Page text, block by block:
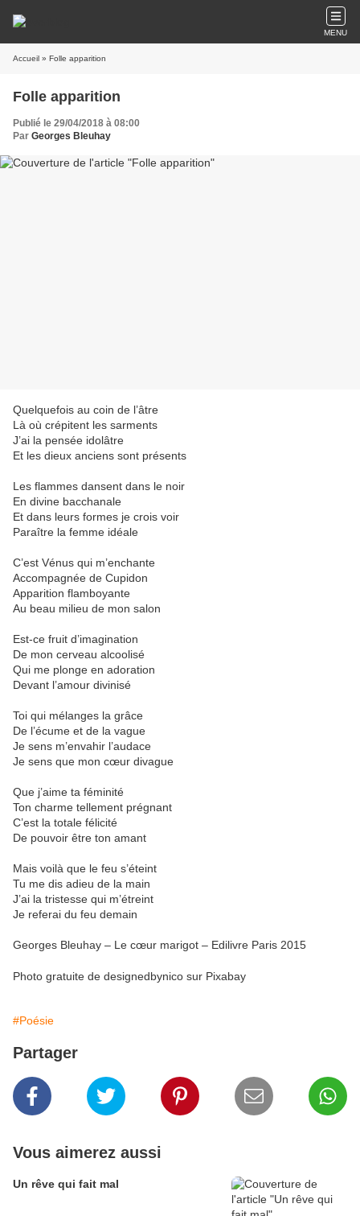
MENU
Accueil » Folle apparition
Folle apparition
Publié le 29/04/2018 à 08:00
Par Georges Bleuhay
Quelquefois au coin de l’âtre
Là où crépitent les sarments
J’ai la pensée idolâtre
Et les dieux anciens sont présents
Les flammes dansent dans le noir
En divine bacchanale
Et dans leurs formes je crois voir
Paraître la femme idéale
C’est Vénus qui m’enchante
Accompagnée de Cupidon
Apparition flamboyante
Au beau milieu de mon salon
Est-ce fruit d’imagination
De mon cerveau alcoolisé
Qui me plonge en adoration
Devant l’amour divinisé
Toi qui mélanges la grâce
De l’écume et de la vague
Je sens m’envahir l’audace
Je sens que mon cœur divague
Que j’aime ta féminité
Ton charme tellement prégnant
C’est la totale félicité
De pouvoir être ton amant
Mais voilà que le feu s’éteint
Tu me dis adieu de la main
J’ai la tristesse qui m’étreint
Je referai du feu demain
Georges Bleuhay – Le cœur marigot – Edilivre Paris 2015
Photo gratuite de designedbynico sur Pixabay
#Poésie
Partager
Vous aimerez aussi
Un rêve qui fait mal